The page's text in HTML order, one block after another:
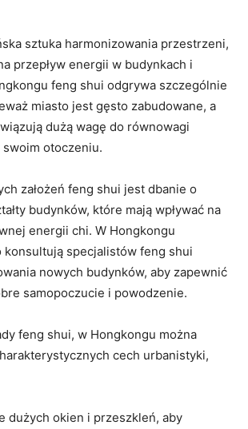
⁣sztuka harmonizowania przestrzeni,
przepływ energii w budynkach i
feng shui odgrywa szczególnie
miasto jest gęsto ‍zabudowane, a
dużą wagę do​ równowagi
otoczeniu.
założeń ⁣feng shui jest dbanie o
budynków, które mają wpływać na
energii​ chi. W Hongkongu
specjalistów⁢ feng shui‍
nowych budynków, ‌aby zapewnić
samopoczucie i powodzenie.
feng⁤ shui, w Hongkongu można
cech urbanistyki,
dużych okien i przeszkleń, aby